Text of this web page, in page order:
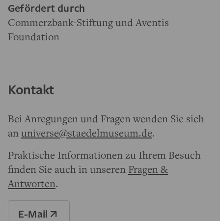
Gefördert durch
Commerzbank-Stiftung und Aventis
Foundation
Kontakt
Bei Anregungen und Fragen wenden Sie sich
anuniverse@staedelmuseum.de.
Praktische Informationen zu Ihrem Besuch
finden Sie auch in unseren Fragen &
Antworten.
E-Mail